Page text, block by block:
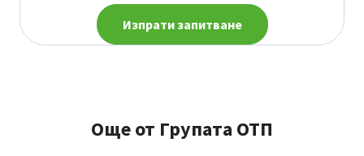
Изпрати запитване
Още от Групата ОТП